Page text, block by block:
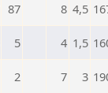
87 8 4,5
5 4 1,5
2 7 3